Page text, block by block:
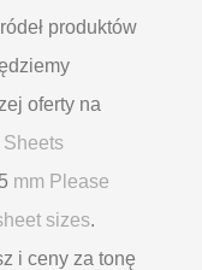
produktów
oferty na
mm Please
sizes.
i ceny za tonę